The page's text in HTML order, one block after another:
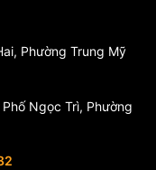
Phường Trung Mỹ
Ngọc Trì, Phường